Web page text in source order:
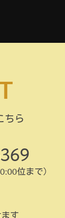
ちら
位まで）